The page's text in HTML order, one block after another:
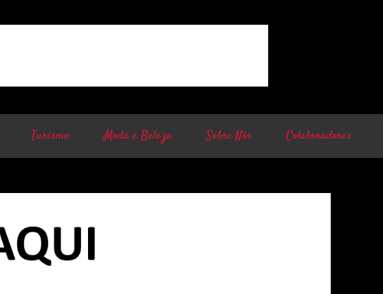
Turismo Moda e Beleza Sobre Nós Colaboradores